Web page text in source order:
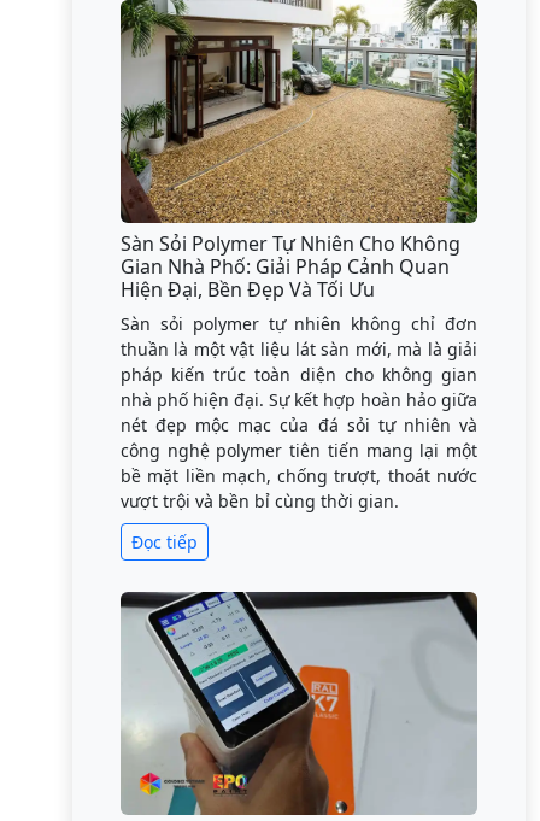
Sàn Sỏi Polymer Tự Nhiên Cho Không
Gian Nhà Phố: Giải Pháp Cảnh Quan
Hiện Đại, Bền Đẹp Và Tối Ưu
Sàn sỏi polymer tự nhiên không chỉ đơn
thuần là một vật liệu lát sàn mới, mà là giải
pháp kiến trúc toàn diện cho không gian
nhà phố hiện đại. Sự kết hợp hoàn hảo giữa
nét đẹp mộc mạc của đá sỏi tự nhiên và
công nghệ polymer tiên tiến mang lại một
bề mặt liền mạch, chống trượt, thoát nước
vượt trội và bền bỉ cùng thời gian.
Đọc tiếp